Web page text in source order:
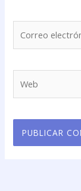
electrónico*